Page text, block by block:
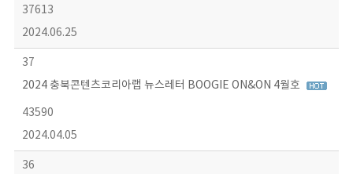
37613
2024.06.25
37
2024 충북콘텐츠코리아랩 뉴스레터 BOOGIE ON&ON 4월호
43590
2024.04.05
36